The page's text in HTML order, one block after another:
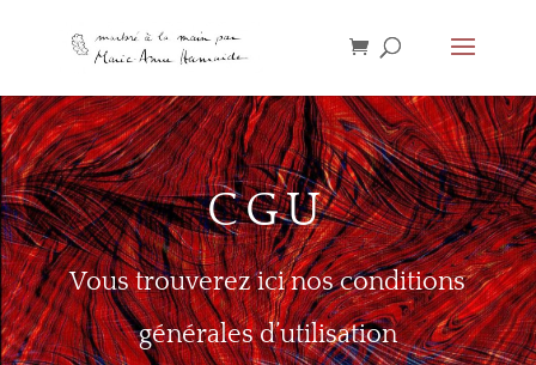
CGU
Vous trouverez ici nos conditions
générales d’utilisation